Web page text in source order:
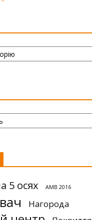
5 осях AMB 2016
Нагорода